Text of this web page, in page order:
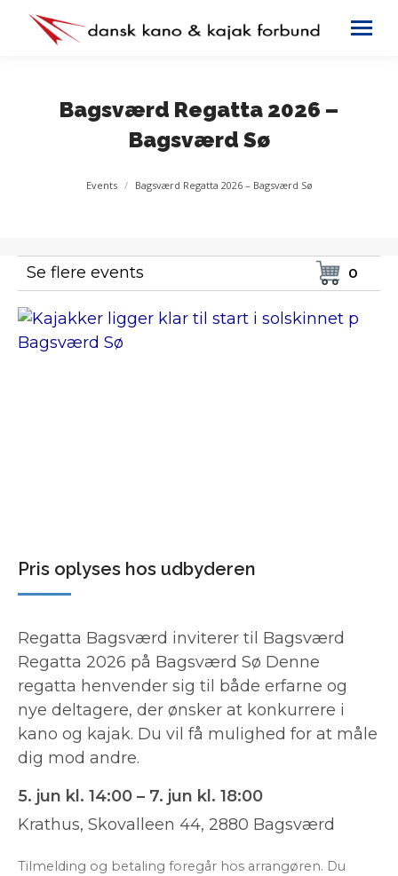
Bagsværd Regatta 2026 –
Bagsværd Sø
You are here:
Events Bagsværd Regatta 2026 – Bagsværd Sø
Se flere events 0
Pris oplyses hos udbyderen
Regatta Bagsværd inviterer til Bagsværd
Regatta 2026 på Bagsværd Sø Denne
regatta henvender sig til både erfarne og
nye deltagere, der ønsker at konkurrere i
kano og kajak. Du vil få mulighed for at måle
dig mod andre.
5. jun kl. 14:00 – 7. jun kl. 18:00
Krathus, Skovalleen 44, 2880 Bagsværd
Tilmelding og betaling foregår hos arrangøren. Du